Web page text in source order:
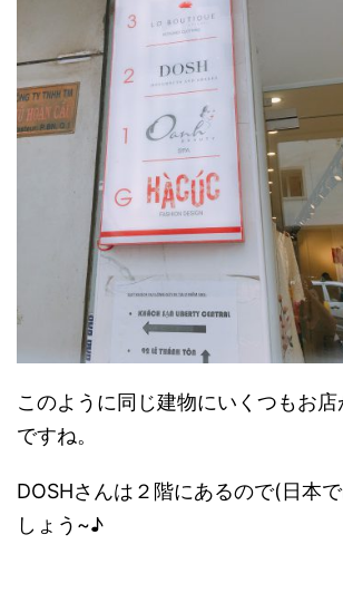
このように同じ建物にいくつもお
ですね。
DOSHさんは２階にあるので(日本
しょう~♪